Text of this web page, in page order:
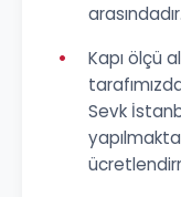
arasındadır.
•
Kapı ölçü
Sevk